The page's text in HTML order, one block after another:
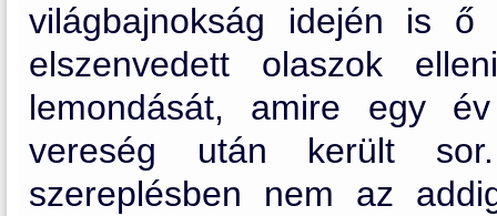
világbajnokság idején is
elszenvedett olaszok
lemondását, amire egy
vereség után került
szereplésben nem az